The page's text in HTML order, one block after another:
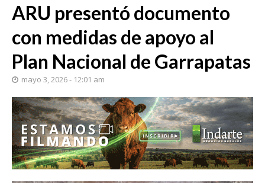
ARU presentó documento
con medidas de apoyo al
Plan Nacional de Garrapatas
mayo 3, 2026 - 12:01 am